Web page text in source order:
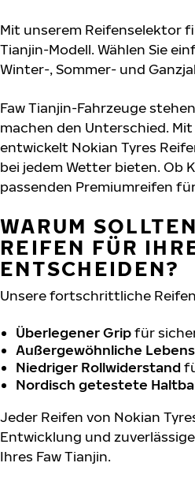
Mit unserem Reifenselektor
Tianjin-Modell. Wählen Sie
Winter-, Sommer- und
Faw Tianjin-Fahrzeuge
machen den Unterschied.
entwickelt Nokian Tyres
bei jedem Wetter bieten. Ob
passenden Premiumreifen
WARUM
REIFEN FÜR
ENTSCHEIDEN?
Unsere fortschrittliche
Überlegener Gripfür
Außergewöhnliche
Niedriger Rollwiderstand
Nordisch getestete
Jeder Reifen von Nokian
Entwicklung und
Ihres Faw Tianjin.